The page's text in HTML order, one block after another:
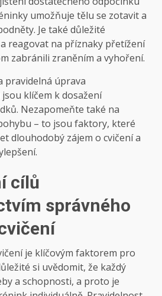
umožňuje tělu se zotavit a
Je také důležité
reagovat na příznaky přetížení
zabránili zraněním a vyhoření.
pravidelná úprava
klíčem k dosažení
Nezapomeňte také na
– to jsou faktory, které
dlouhodobý zájem o cvičení a
cílů
správného
je klíčovým faktorem pro
si uvědomit, že každý
a schopnosti, a proto je